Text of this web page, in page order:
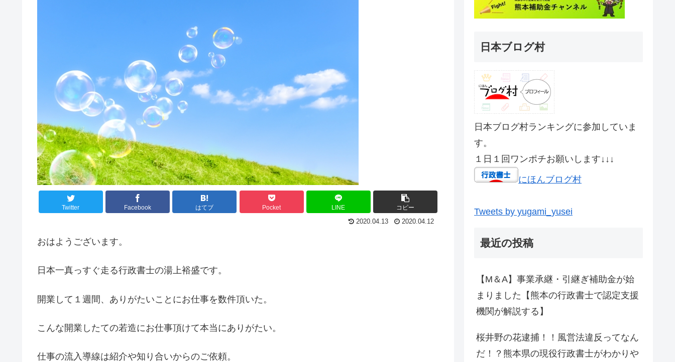
Twitter Facebook はてブ Pocket LINE コピー
2020.04.13 2020.04.12
おはようございます。
日本一真っすぐ走る行政書士の湯上裕盛です。
開業して１週間、ありがたいことにお仕事を数件頂いた。
こんな開業したての若造にお仕事頂けて本当にありがたい。
仕事の流入導線は紹介や知り合いからのご依頼。
日本ブログ村
日本ブログ村ランキングに参加していま
す。
１日１回ワンポチお願いします↓↓↓
にほんブログ村
Tweets by yugami_yusei
最近の投稿
【M＆A】事業承継・引継ぎ補助金が始
まりました【熊本の行政書士で認定支援
機関が解説する】
桜井野の花逮捕！！風営法違反ってなん
だ！？熊本県の現役行政書士がわかりや